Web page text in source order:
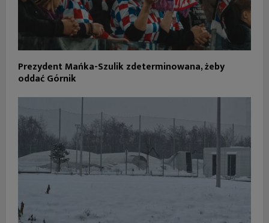
Prezydent Mańka-Szulik zdeterminowana, żeby
oddać Górnik